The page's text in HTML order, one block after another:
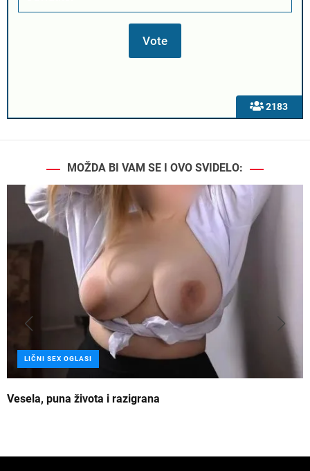
2183
MOŽDA BI VAM SE I OVO SVIDELO:
LIČNI SEX OGLASI
Vesela, puna života i razigrana